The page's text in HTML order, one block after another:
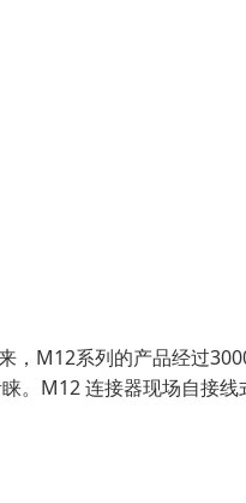
，M12系列的产品经过
。M12 连接器现场自接